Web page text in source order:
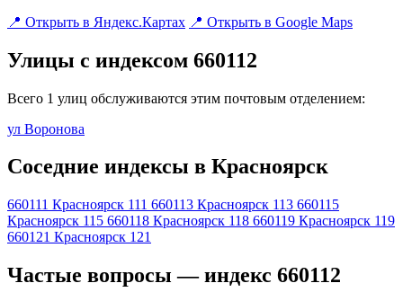
📍 Открыть в Яндекс.Картах 📍 Открыть в Google Maps
Улицы с индексом 660112
Всего 1 улиц обслуживаются этим почтовым отделением:
ул Воронова
Соседние индексы в Красноярск
660111 Красноярск 111 660113 Красноярск 113 660115
Красноярск 115 660118 Красноярск 118 660119 Красноярск 119
660121 Красноярск 121
Частые вопросы — индекс 660112